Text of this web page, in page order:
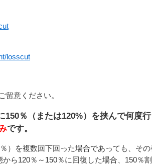
losscut
留意ください。
150％（または120%）を挟んで何度
です。
）を複数回下回った場合であっても、その
ら120％～150％に回復した場合、150％